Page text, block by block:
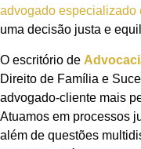
advogado especializado
uma decisão justa e
O escritório de
Direito de Família e
advogado-cliente mais
Atuamos em processos
além de questões